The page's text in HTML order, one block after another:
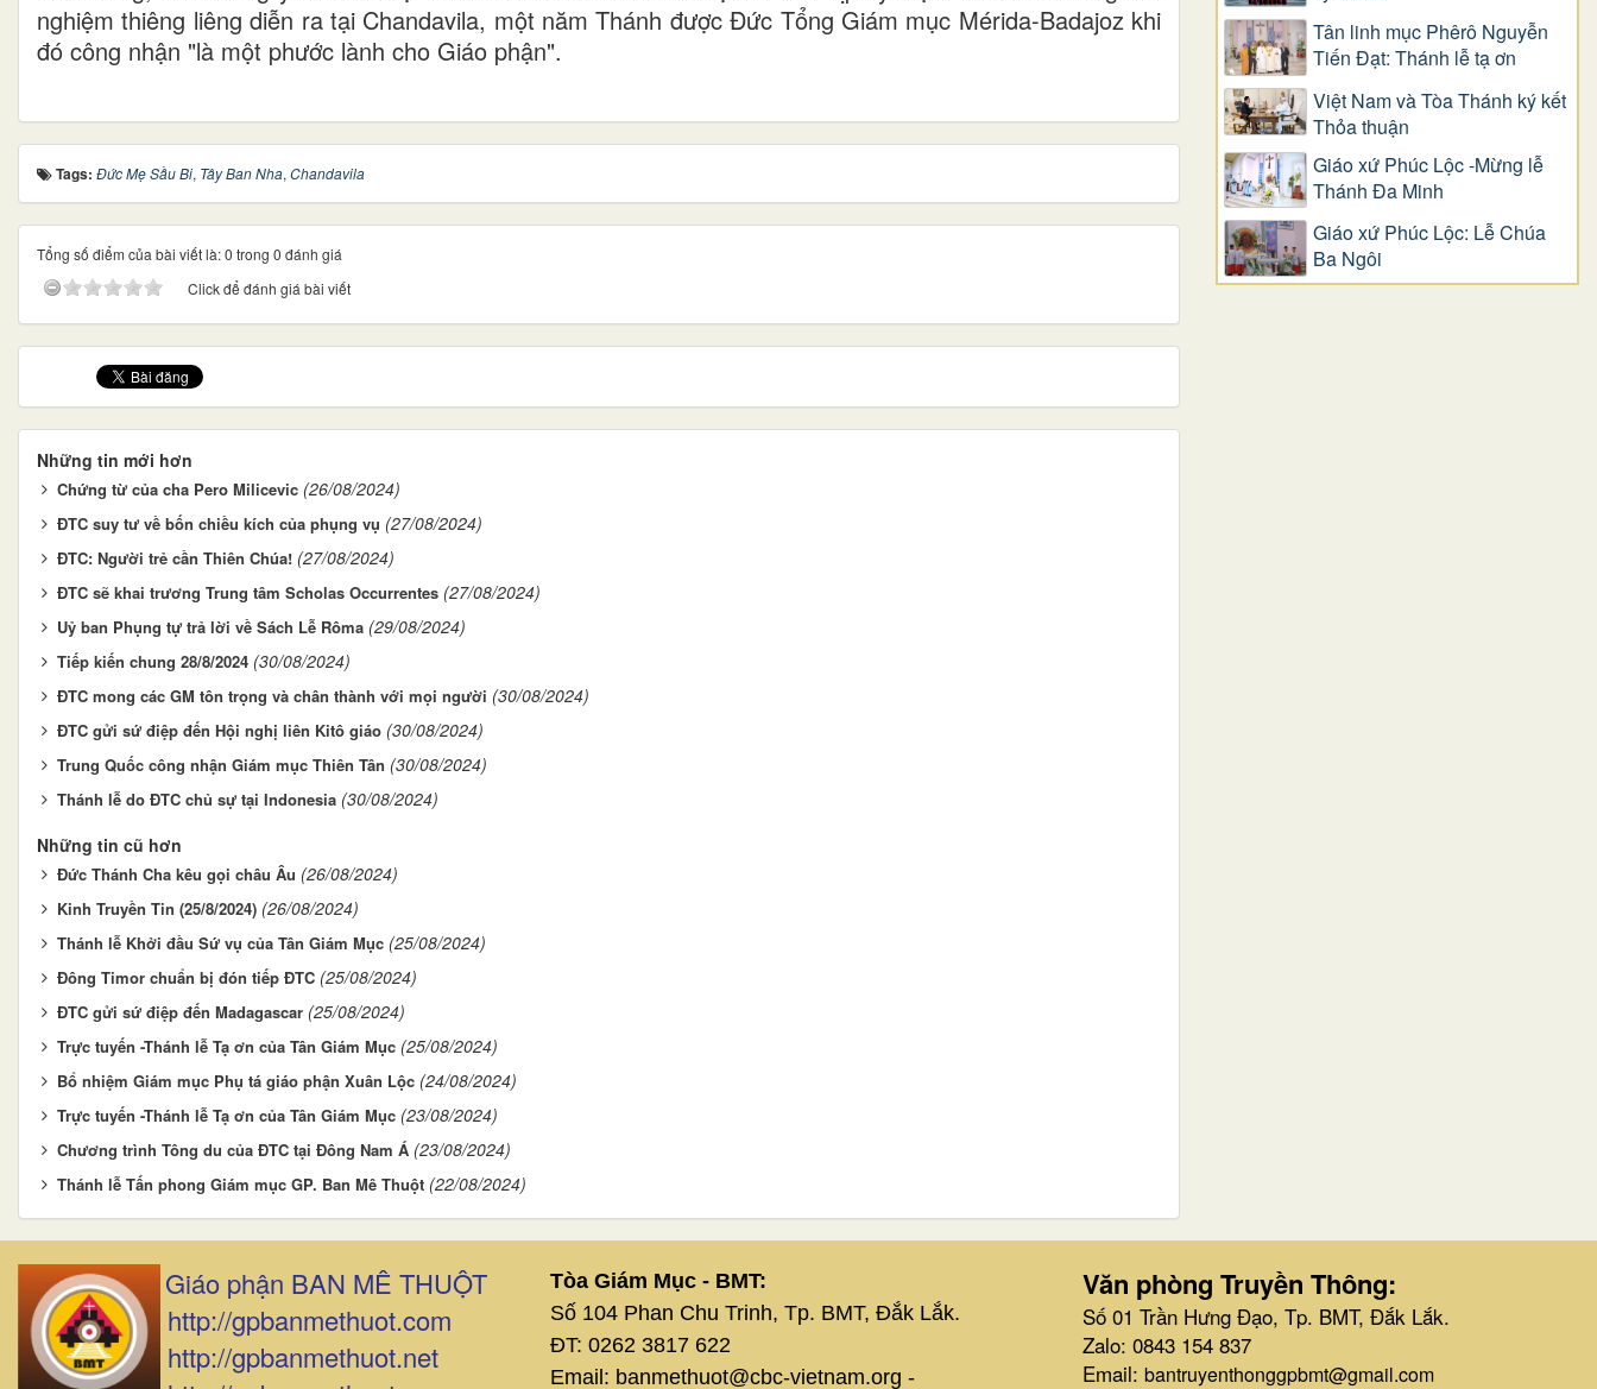
nghiệm thiêng liêng diễn ra tại Chandavila, một năm Thánh được Đức Tổng Giám mục Mérida-Badajoz khi
đó công nhận "là một phước lành cho Giáo phận".
Tags: Đức Mẹ Sầu Bi, Tây Ban Nha, Chandavila
Tổng số điểm của bài viết là: 0 trong 0 đánh giá
Click để đánh giá bài viết
Những tin mới hơn
Chứng từ của cha Pero Milicevic (26/08/2024)
ĐTC suy tư về bốn chiều kích của phụng vụ (27/08/2024)
ĐTC: Người trẻ cần Thiên Chúa! (27/08/2024)
ĐTC sẽ khai trương Trung tâm Scholas Occurrentes (27/08/2024)
Uỷ ban Phụng tự trả lời về Sách Lễ Rôma (29/08/2024)
Tiếp kiến chung 28/8/2024 (30/08/2024)
ĐTC mong các GM tôn trọng và chân thành với mọi người (30/08/2024)
ĐTC gửi sứ điệp đến Hội nghị liên Kitô giáo (30/08/2024)
Trung Quốc công nhận Giám mục Thiên Tân (30/08/2024)
Thánh lễ do ĐTC chủ sự tại Indonesia (30/08/2024)
Những tin cũ hơn
Đức Thánh Cha kêu gọi châu Âu (26/08/2024)
Kinh Truyền Tin (25/8/2024) (26/08/2024)
Thánh lễ Khởi đầu Sứ vụ của Tân Giám Mục (25/08/2024)
Đông Timor chuẩn bị đón tiếp ĐTC (25/08/2024)
ĐTC gửi sứ điệp đến Madagascar (25/08/2024)
Trực tuyến -Thánh lễ Tạ ơn của Tân Giám Mục (25/08/2024)
Bổ nhiệm Giám mục Phụ tá giáo phận Xuân Lộc (24/08/2024)
Trực tuyến -Thánh lễ Tạ ơn của Tân Giám Mục (23/08/2024)
Chương trình Tông du của ĐTC tại Đông Nam Á (23/08/2024)
Thánh lễ Tấn phong Giám mục GP. Ban Mê Thuột (22/08/2024)
Tân linh mục Phêrô Nguyễn
Tiến Đạt: Thánh lễ tạ ơn
Việt Nam và Tòa Thánh ký kết
Thỏa thuận
Giáo xứ Phúc Lộc -Mừng lễ
Thánh Đa Minh
Giáo xứ Phúc Lộc: Lễ Chúa
Ba Ngôi
Giáo phận BAN MÊ THUỘT
http://gpbanmethuot.com
http://gpbanmethuot.net
Tòa Giám Mục - BMT:
Số 104 Phan Chu Trinh, Tp. BMT, Đắk Lắk.
ĐT: 0262 3817 622
Email: banmethuot@cbc-vietnam.org -
Văn phòng Truyền Thông:
Số 01 Trần Hưng Đạo, Tp. BMT, Đắk Lắk.
Zalo: 0843 154 837
Email: bantruyenthonggpbmt@gmail.com